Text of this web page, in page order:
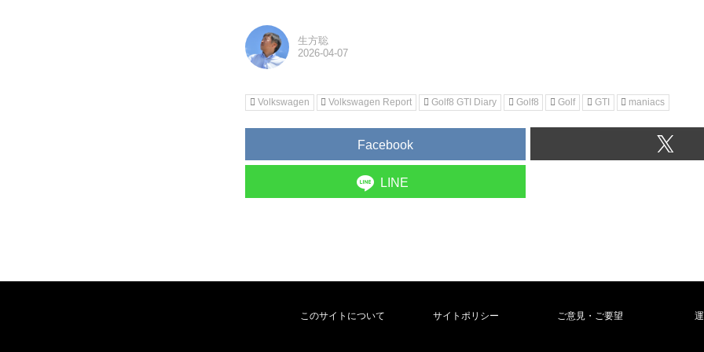
生方聡
Volkswagen Volkswagen Report Golf8 GTI Diary Golf8 Golf GTI maniacs
Facebook
LINE
このサイトについて サイトポリシー ご意見・ご要望